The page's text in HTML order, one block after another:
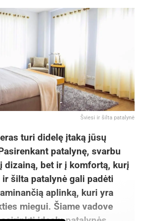
Šviesi ir šilta patalynė
turi didelę įtaką jūsų
patalynę, svarbu
dizainą, bet ir į komfortą, kurį
šilta patalynė gali padėti
aplinką, kuri yra
miegui. Šiame vadove